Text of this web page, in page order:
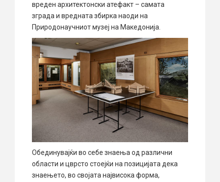
вреден архитектонски атефакт – самата
зграда и вредната збирка наоди на
Природонаучниот музеј на Македонија.
Обединувајќи во себе знаења од различни
области и цврсто стоејќи на позицијата дека
знаењето, во својата највисока форма,